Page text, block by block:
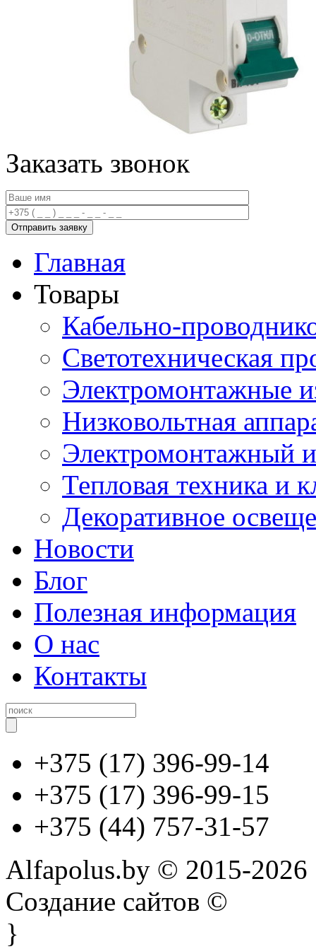
Заказать звонок
Главная
Товары
Кабельно-
Светотехническая
Электромонтажные
Низковольтная
Электромонтажный
Тепловая техника и
Декоративное
Новости
Блог
Полезная информация
О нас
Контакты
+375 (17) 396-99-14
+375 (17) 396-99-15
+375 (44) 757-31-57
Alfapolus.by © 2015-2026
Создание сайтов ©
}